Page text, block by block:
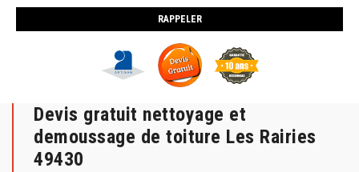
Devis gratuit nettoyage et
demoussage de toiture Les Rairies
49430